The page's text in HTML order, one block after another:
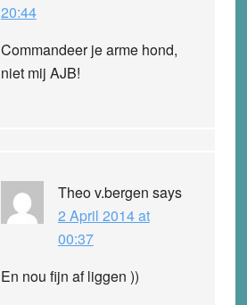
20:44
Commandeer je arme hond,
niet mij AJB!
Theo v.bergen says
2 April 2014 at
00:37
En nou fijn af liggen ))